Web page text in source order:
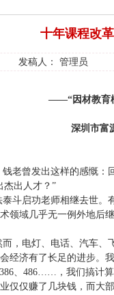
十年课程改
发稿人： 管理员
——“因材教育
深圳市富
钱老曾发出这样的感慨：
杰出人才？”
斗启功老师相继去世
领域几乎无一例外地
，电灯、电话、汽车
经济有了长足的进步。
386、 486…… ，我们搞计
仅仅赚了几块钱，而